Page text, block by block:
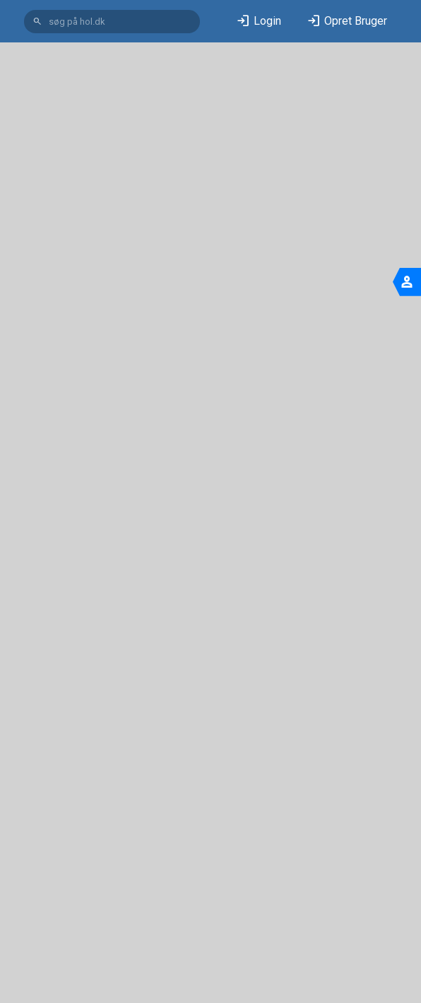
search login Login login Opret Bruger
person